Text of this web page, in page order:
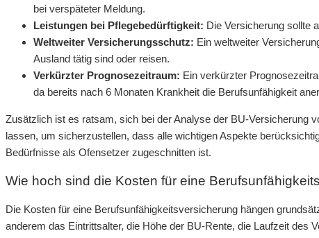
bei verspäteter Meldung.
Leistungen bei Pflegebedürftigkeit: Die Versicherung sollte
Weltweiter Versicherungsschutz: Ein weltweiter
Ausland tätig sind oder reisen.
Verkürzter Prognosezeitraum: Ein verkürzter
da bereits nach 6 Monaten Krankheit die Berufsunfähigkeit
Zusätzlich ist es ratsam, sich bei der Analyse der BU-Versicherung
lassen, um sicherzustellen, dass alle wichtigen Aspekte
Bedürfnisse als Ofensetzer zugeschnitten ist.
Wie hoch sind die Kosten für eine
Die Kosten für eine Berufsunfähigkeitsversicherung hängen
anderem das Eintrittsalter, die Höhe der BU-Rente, die Laufzeit des